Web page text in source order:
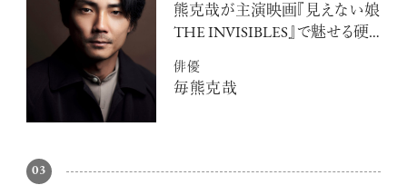
10年後の自分のためにやるべきこと
は『今を大切に生きる』こと
俳優
反町 隆史
熊克哉が主演映画『見えない娘
THE INVISIBLES』で魅せる硬
俳優
毎熊克哉
03